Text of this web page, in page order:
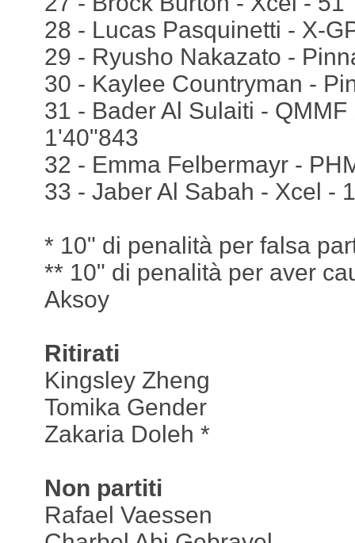
28 - Lucas Pasquinetti - X-
29 - Ryusho Nakazato -
30 - Kaylee Countryman -
31 - Bader Al Sulaiti -
1'40"843
32 - Emma Felbermayr -
33 - Jaber Al Sabah - Xcel -
* 10" di penalità per falsa
** 10" di penalità per aver
Aksoy
Ritirati
Kingsley Zheng
Tomika Gender
Zakaria Doleh *
Non partiti
Rafael Vaessen